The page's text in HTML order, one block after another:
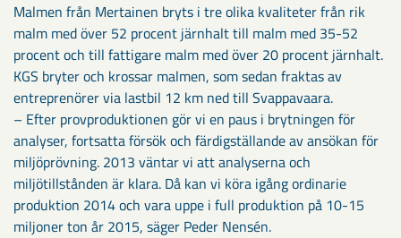
Malmen från Mertainen bryts i tre olika kvaliteter från rik
malm med över 52 procent järnhalt till malm med 35-52
procent och till fattigare malm med över 20 procent järnhalt.
KGS bryter och krossar malmen, som sedan fraktas av
entreprenörer via lastbil 12 km ned till Svappavaara.
– Efter provproduktionen gör vi en paus i brytningen för
analyser, fortsatta försök och färdigställande av ansökan för
miljöprövning. 2013 väntar vi att analyserna och
miljötillstånden är klara. Då kan vi köra igång ordinarie
produktion 2014 och vara uppe i full produktion på 10-15
miljoner ton år 2015, säger Peder Nensén.